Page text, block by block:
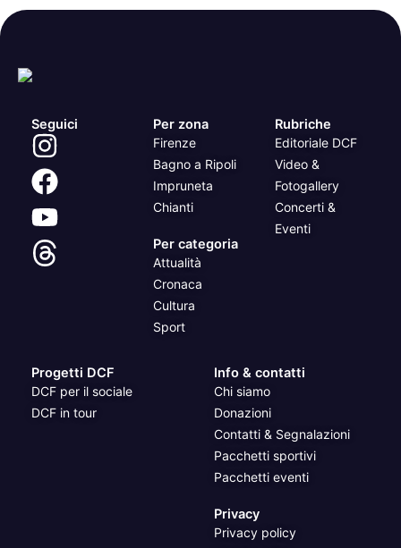
Seguici Per zona
Firenze
Bagno a Ripoli
Impruneta
Chianti
Per categoria
Attualità
Cronaca
Cultura
Sport
Rubriche
Editoriale DCF
Video &
Fotogallery
Concerti &
Eventi
Progetti DCF
DCF per il sociale
DCF in tour
Info & contatti
Chi siamo
Donazioni
Contatti & Segnalazioni
Pacchetti sportivi
Pacchetti eventi
Privacy
Privacy policy